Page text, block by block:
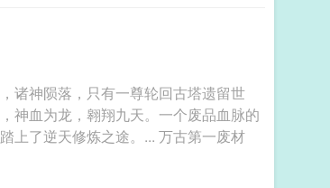
诸神陨落，只有一尊轮回古塔遗留世
神血为龙，翱翔九天。一个废品血脉的
少年，偶得无名宝塔，穿越到这个玄幻异世界，以废品血脉踏上了逆天修炼之途。... 万古第一废材